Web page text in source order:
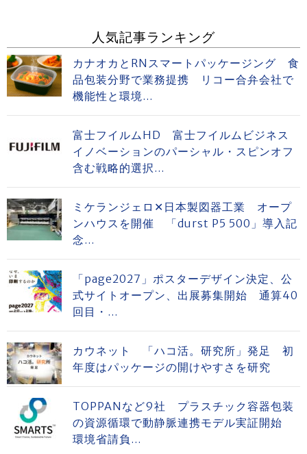
人気記事ランキング
カナオカとRNスマートパッケージング 食
品包装分野で業務提携 リコー合弁会社で
機能性と環境...
富士フイルムHD 富士フイルムビジネス
イノベーションのパーシャル・スピンオフ
含む戦略的選択...
ミケランジェロ✕日本製図器工業 オープ
ンハウスを開催 「durst P5 500」導入記
念...
「page2027」ポスターデザイン決定、公
式サイトオープン、出展募集開始 通算40
回目・...
カウネット 「ハコ活。研究所」発足 初
年度はパッケージの開けやすさを研究
TOPPANなど9社 プラスチック容器包装
の資源循環で動静脈連携モデル実証開始
環境省請負...